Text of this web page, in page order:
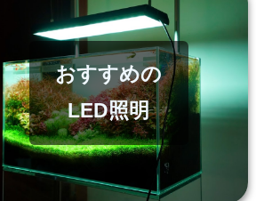
おすすめの
LED照明